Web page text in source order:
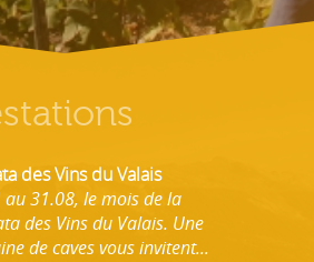
des Vins du Valais
au 31.08, le mois de la
des Vins du Valais. Une
de caves vous invitent...